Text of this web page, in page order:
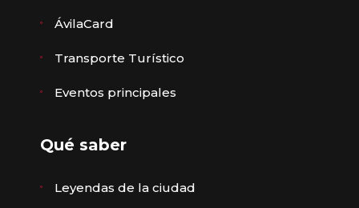
ÁvilaCard
Transporte Turístico
Eventos principales
Qué saber
Leyendas de la ciudad